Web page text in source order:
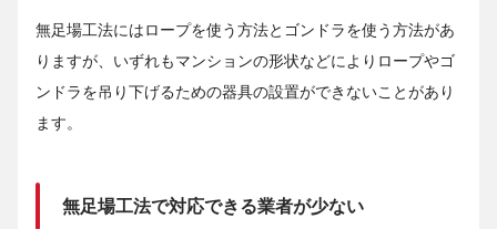
無足場工法にはロープを使う方法とゴンドラを使う方法があ
りますが、いずれもマンションの形状などによりロープやゴ
ンドラを吊り下げるための器具の設置ができないことがあり
ます。
無足場工法で対応できる業者が少ない